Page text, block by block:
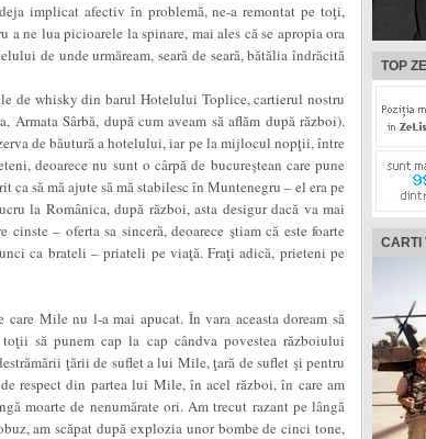
implicat afectiv în problemă, ne-a remontat pe toţi,
a ne lua picioarele la spinare, mai ales că se apropia ora
de unde urmăream, seară de seară, bătălia îndrăcită
de whisky din barul Hotelului Toplice, cartierul nostru
Sârbă, după cum aveam să aflăm după război).
de băutură a hotelului, iar pe la mijlocul nopţii, între
deoarece nu sunt o cârpă de bucureştean care pune
să mă ajute să mă stabilesc în Muntenegru – el era pe
la Românica, după război, asta desigur dacă va mai
– oferta sa sinceră, deoarece ştiam că este foarte
ca brateli – priateli pe viaţă. Fraţi adică, prieteni pe
Mile nu l-a mai apucat. În vara aceasta doream să
să punem cap la cap cândva povestea războiului
ţării de suflet a lui Mile, ţară de suflet şi pentru
respect din partea lui Mile, în acel război, în care am
moarte de nenumărate ori. Am trecut razant pe lângă
am scăpat după explozia unor bombe de cinci tone,
TOP
CARTI